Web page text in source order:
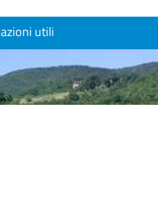
utili